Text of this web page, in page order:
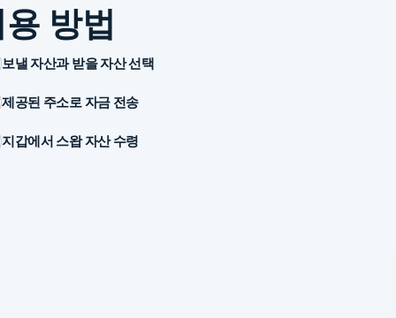
방법
보낼 자산과 받을 자산 선택
제공된 주소로 자금 전송
지갑에서 스왑 자산 수령